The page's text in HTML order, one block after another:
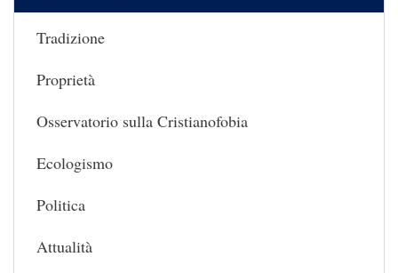
Tradizione
Proprietà
Osservatorio sulla Cristianofobia
Ecologismo
Politica
Attualità